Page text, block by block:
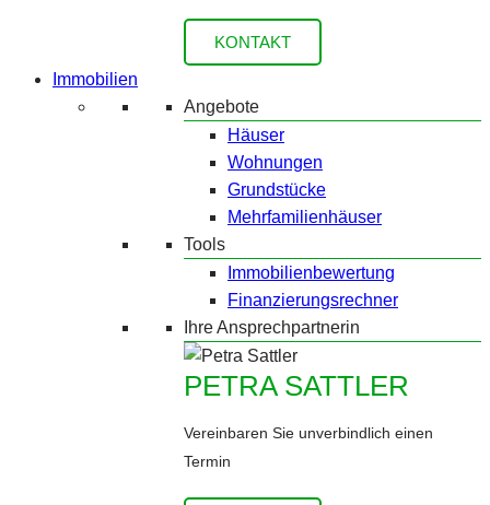
KONTAKT
Immobilien
Angebote
Häuser
Wohnungen
Grundstücke
Mehrfamilienhäuser
Tools
Immobilienbewertung
Finanzierungsrechner
Ihre Ansprechpartnerin
PETRA SATTLER
Vereinbaren Sie unverbindlich einen
Termin